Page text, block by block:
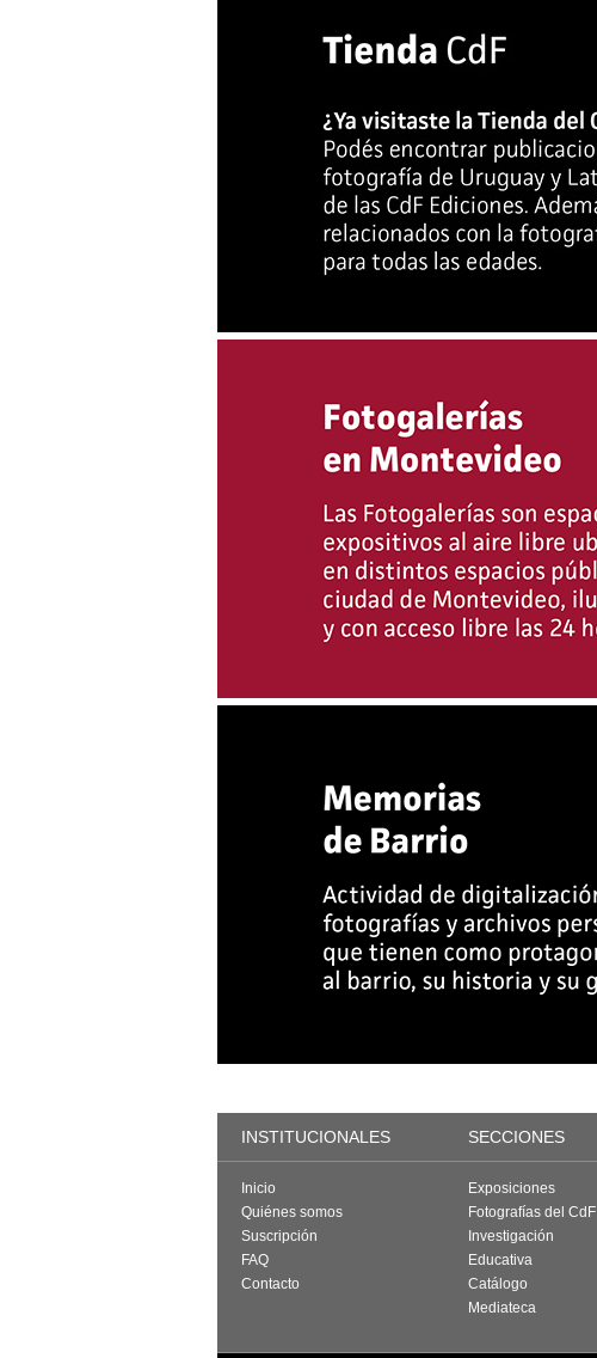
INSTITUCIONALES SECCIONES
Inicio
Quiénes somos
Suscripción
FAQ
Contacto
Exposiciones
Fotografías del CdF
Investigación
Educativa
Catálogo
Mediateca